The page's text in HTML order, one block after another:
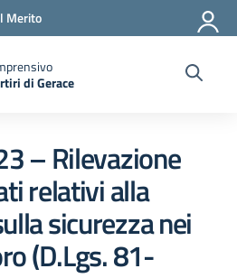
Merito
di Gerace
– Rilevazione
relativi alla
sicurezza nei
(D.Lgs. 81-